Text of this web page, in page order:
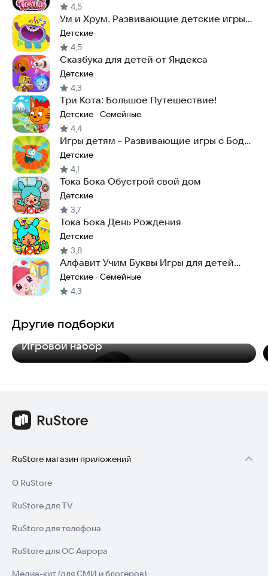
4,5
Ум и Хрум. Развивающие детские игры
от 2 лет
Детские
4,5
Сказбука для детей от Яндекса
Детские
4,3
Три Кота: Большое Путешествие!
Детские · Семейные
4,4
Игры детям - Развивающие игры с Бодо
Бородо
Детские
4,1
Тока Бока Обустрой свой дом
Детские
3,7
Тока Бока День Рождения
Детские
3,8
Алфавит Учим Буквы Игры для детей
Малышарики АБВ
Детские · Семейные
4,3
Другие подборки
Игровой набор
RuStore магазин приложений
О RuStore
RuStore для TV
RuStore для телефона
RuStore для ОС Аврора
Медиа-кит (для СМИ и блогеров)